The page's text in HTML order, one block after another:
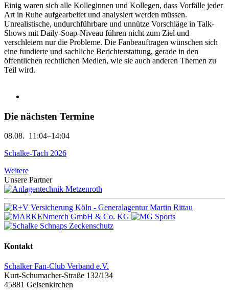
Einig waren sich alle Kolleginnen und Kollegen, dass Vorfälle jeder
Art in Ruhe aufgearbeitet und analysiert werden müssen.
Unrealistische, undurchführbare und unnütze Vorschläge in Talk-
Shows mit Daily-Soap-Niveau führen nicht zum Ziel und
verschleiern nur die Probleme. Die Fanbeauftragen wünschen sich
eine fundierte und sachliche Berichterstattung, gerade in den
öffentlichen rechtlichen Medien, wie sie auch anderen Themen zu
Teil wird.
Die nächsten Termine
08.08. 11:04–14:04
Schalke-Tach 2026
Weitere
Unsere Partner
Kontakt
Schalker Fan-Club Verband e.V.
Kurt-Schumacher-Straße 132/134
45881 Gelsenkirchen